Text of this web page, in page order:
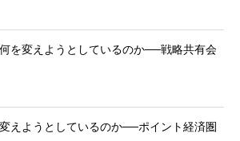
を変えようとしているのか──戦略共有会
えようとしているのか──ポイント経済圏